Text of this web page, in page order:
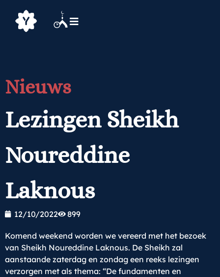
Nieuws
Lezingen Sheikh
Noureddine
Laknous
12/10/2022 899
Komend weekend worden we vereerd met het bezoek
van Sheikh Noureddine Laknous. De Sheikh zal
aanstaande zaterdag en zondag een reeks lezingen
verzorgen met als thema: “De fundamenten en